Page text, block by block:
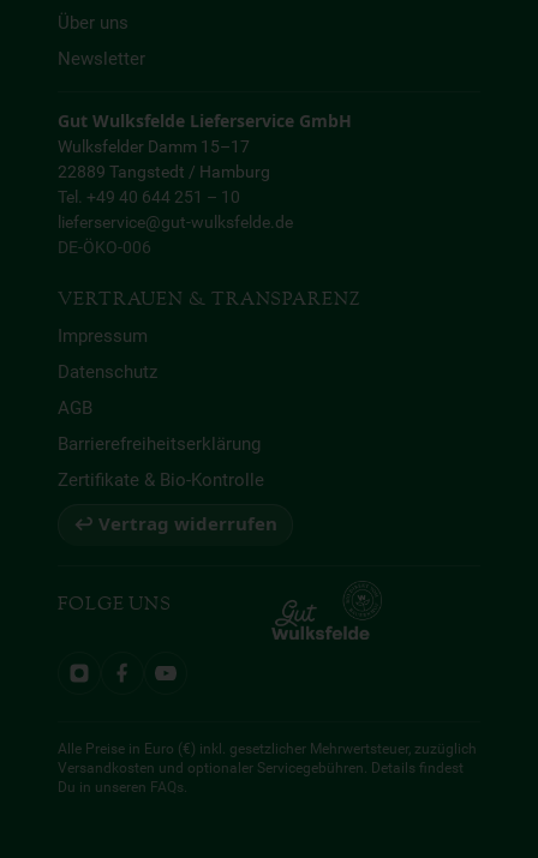
Über uns
Newsletter
Gut Wulksfelde Lieferservice GmbH
Wulksfelder Damm 15–17
22889 Tangstedt / Hamburg
Tel. +49 40 644 251 – 10
lieferservice@gut-wulksfelde.de
DE-ÖKO-006
VERTRAUEN & TRANSPARENZ
Impressum
Datenschutz
AGB
Barrierefreiheitserklärung
Zertifikate & Bio-Kontrolle
↩ Vertrag widerrufen
FOLGE UNS
Alle Preise in Euro (€) inkl. gesetzlicher Mehrwertsteuer, zuzüglich
Versandkosten und optionaler Servicegebühren. Details findest
Du in unseren FAQs.